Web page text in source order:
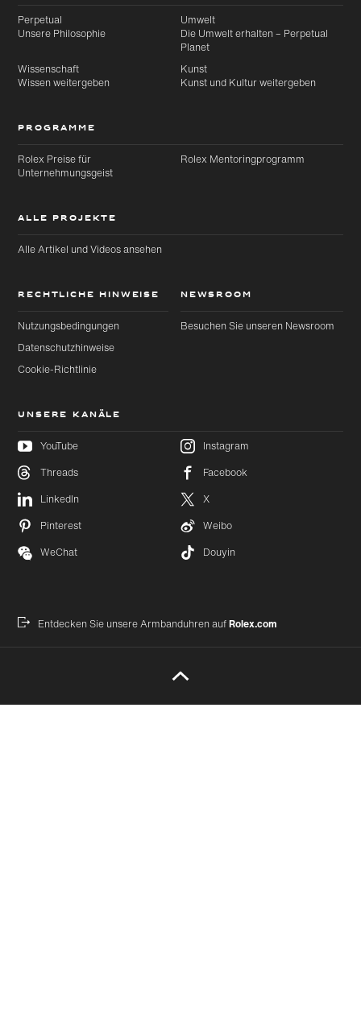
ZuZu
Perpetual
Unsere Philosophie
Umwelt
Die Umwelt erhalten – Perpetual
Planet
Wissenschaft
Wissen weitergeben
Kunst
Kunst und Kultur weitergeben
PROGRAMME
Rolex Preise für
Unternehmungsgeist
Rolex Mentoringprogramm
ALLE PROJEKTE
Alle Artikel und Videos ansehen
RECHTLICHE HINWEISE
Nutzungsbedingungen
Datenschutzhinweise
Cookie-Richtlinie
NEWSROOM
Besuchen Sie unseren Newsroom
UNSERE KANÄLE
YouTube
Instagram
Threads
Facebook
LinkedIn
X
Pinterest
Weibo
WeChat
Douyin
Entdecken Sie unsere Armbanduhren aufRolex.com